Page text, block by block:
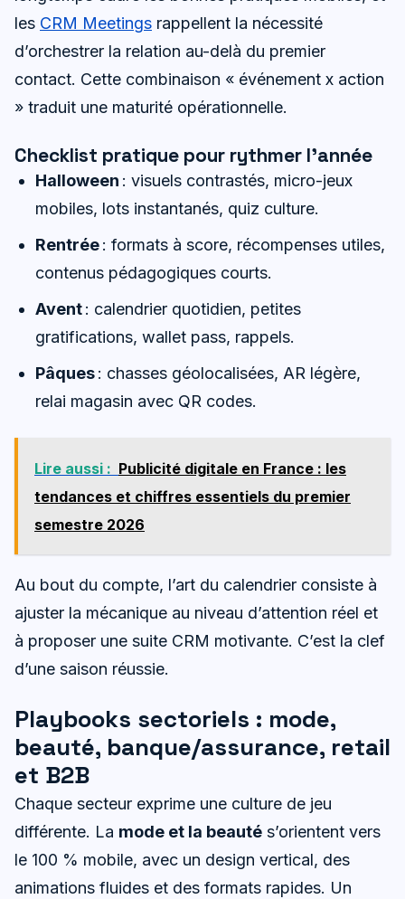
les CRM Meetings rappellent la nécessité
d’orchestrer la relation au-delà du premier
contact. Cette combinaison « événement x action
» traduit une maturité opérationnelle.
Checklist pratique pour rythmer l’année
Halloween : visuels contrastés, micro-jeux
mobiles, lots instantanés, quiz culture.
Rentrée: formats à score, récompenses utiles,
contenus pédagogiques courts.
Avent: calendrier quotidien, petites
gratifications, wallet pass, rappels.
Pâques: chasses géolocalisées, AR légère,
relai magasin avec QR codes.
Lire aussi : Publicité digitale en France : les
tendances et chiffres essentiels du premier
semestre 2026
Au bout du compte, l’art du calendrier consiste à
ajuster la mécanique au niveau d’attention réel et
à proposer une suite CRM motivante. C’est la clef
d’une saison réussie.
Playbooks sectoriels : mode,
beauté, banque/assurance, retail
et B2B
Chaque secteur exprime une culture de jeu
différente. La mode et la beauté s’orientent vers
le 100 % mobile, avec un design vertical, des
animations fluides et des formats rapides. Un